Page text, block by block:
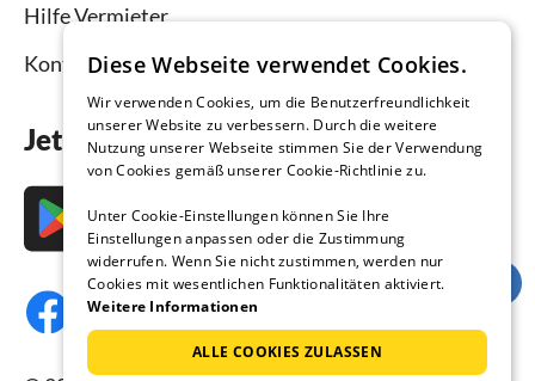
Hilfe Vermieter
Kontakt
Jetzt die App downloaden
Diese Webseite verwendet Cookies.
Wir verwenden Cookies, um die Benutzerfreundlichkeit
unserer Website zu verbessern. Durch die weitere
Nutzung unserer Webseite stimmen Sie der Verwendung
von Cookies gemäß unserer Cookie-Richtlinie zu.
Unter Cookie-Einstellungen können Sie Ihre
Einstellungen anpassen oder die Zustimmung
widerrufen. Wenn Sie nicht zustimmen, werden nur
Cookies mit wesentlichen Funktionalitäten aktiviert.
Weitere Informationen
ALLE COOKIES ZULASSEN